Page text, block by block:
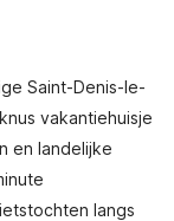
Saint-Denis-le-
vakantiehuisje
en landelijke
langs